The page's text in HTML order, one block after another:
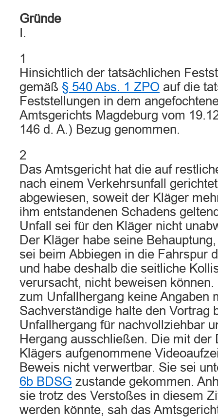
Gründe
I.
1
Hinsichtlich der tatsächlichen
gemäß § 540 Abs. 1 ZPO auf die
Feststellungen in dem
Amtsgerichts Magdeburg vom
146 d. A.) Bezug genommen.
2
Das Amtsgericht hat die auf
nach einem Verkehrsunfall
abgewiesen, soweit der Kläger
ihm entstandenen Schadens
Unfall sei für den Kläger nicht
Der Kläger habe seine
sei beim Abbiegen in die Fahrspur
und habe deshalb die seitliche
verursacht, nicht beweisen
zum Unfallhergang keine Angaben
Sachverständige halte den Vortrag
Unfallhergang für nachvollziehbar
Hergang ausschließen. Die mit der
Klägers aufgenommene
Beweis nicht verwertbar. Sie sei
6b BDSG zustande gekommen.
sie trotz des Verstoßes in diesem
werden könnte, sah das